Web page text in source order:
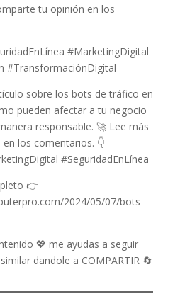
tu opinión en los
#MarketingDigital
#TransformaciónDigital
sobre los bots de tráfico en
pueden afectar a tu negocio
responsable. 🚀 Lee más
los comentarios. 👇
#SeguridadEnLínea
👉
2024/05/07/bots-
💖 me ayudas a seguir
dandole a COMPARTIR 🔄